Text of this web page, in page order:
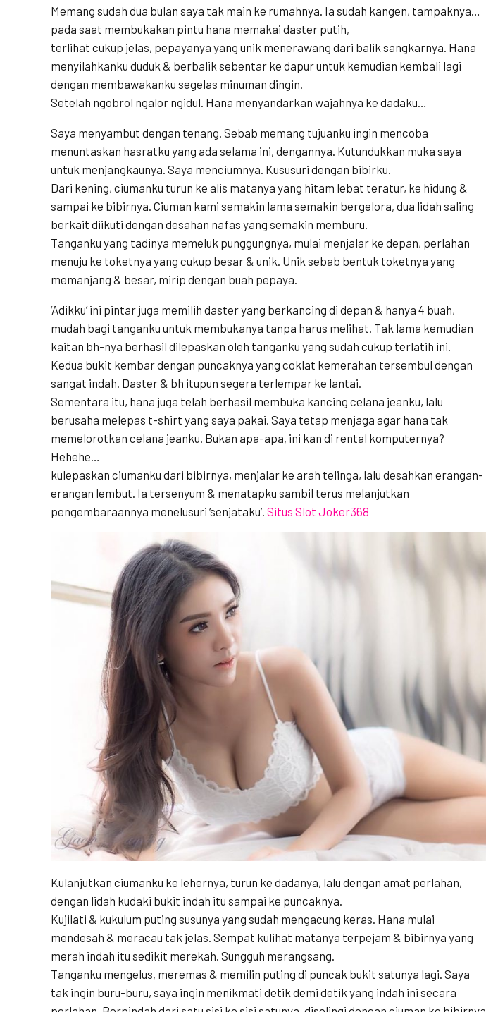
Memang sudah dua bulan saya tak main ke rumahnya. Ia sudah kangen, tampaknya…
pada saat membukakan pintu hana memakai daster putih,
terlihat cukup jelas, pepayanya yang unik menerawang dari balik sangkarnya. Hana
menyilahkanku duduk & berbalik sebentar ke dapur untuk kemudian kembali lagi
dengan membawakanku segelas minuman dingin.
Setelah ngobrol ngalor ngidul. Hana menyandarkan wajahnya ke dadaku…
Saya menyambut dengan tenang. Sebab memang tujuanku ingin mencoba
menuntaskan hasratku yang ada selama ini, dengannya. Kutundukkan muka saya
untuk menjangkaunya. Saya menciumnya. Kususuri dengan bibirku.
Dari kening, ciumanku turun ke alis matanya yang hitam lebat teratur, ke hidung &
sampai ke bibirnya. Ciuman kami semakin lama semakin bergelora, dua lidah saling
berkait diikuti dengan desahan nafas yang semakin memburu.
Tanganku yang tadinya memeluk punggungnya, mulai menjalar ke depan, perlahan
menuju ke toketnya yang cukup besar & unik. Unik sebab bentuk toketnya yang
memanjang & besar, mirip dengan buah pepaya.
‘Adikku’ ini pintar juga memilih daster yang berkancing di depan & hanya 4 buah,
mudah bagi tanganku untuk membukanya tanpa harus melihat. Tak lama kemudian
kaitan bh-nya berhasil dilepaskan oleh tanganku yang sudah cukup terlatih ini.
Kedua bukit kembar dengan puncaknya yang coklat kemerahan tersembul dengan
sangat indah. Daster & bh itupun segera terlempar ke lantai.
Sementara itu, hana juga telah berhasil membuka kancing celana jeanku, lalu
berusaha melepas t-shirt yang saya pakai. Saya tetap menjaga agar hana tak
memelorotkan celana jeanku. Bukan apa-apa, ini kan di rental komputernya?
Hehehe…
kulepaskan ciumanku dari bibirnya, menjalar ke arah telinga, lalu desahkan erangan-
erangan lembut. Ia tersenyum & menatapku sambil terus melanjutkan
pengembaraannya menelusuri ‘senjataku’. Situs Slot Joker368
Kulanjutkan ciumanku ke lehernya, turun ke dadanya, lalu dengan amat perlahan,
dengan lidah kudaki bukit indah itu sampai ke puncaknya.
Kujilati & kukulum puting susunya yang sudah mengacung keras. Hana mulai
mendesah & meracau tak jelas. Sempat kulihat matanya terpejam & bibirnya yang
merah indah itu sedikit merekah. Sungguh merangsang.
Tanganku mengelus, meremas & memilin puting di puncak bukit satunya lagi. Saya
tak ingin buru-buru, saya ingin menikmati detik demi detik yang indah ini secara